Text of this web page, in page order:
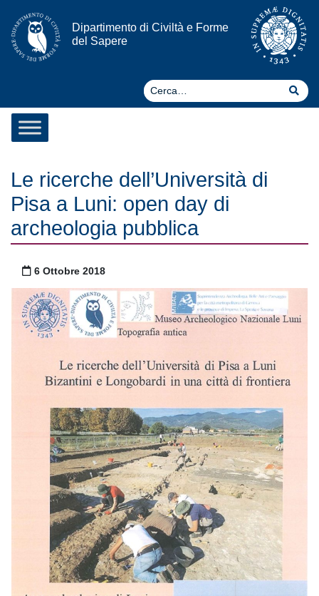
Vai al contenuto
Dipartimento di Civiltà e Forme
del Sapere
Le ricerche dell’Università di
Pisa a Luni: open day di
archeologia pubblica
Pubblicato il
6 Ottobre 2018